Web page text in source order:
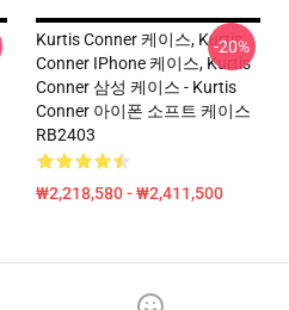
Kurtis Conner 케이스, Kurtis
Conner IPhone 케이스, Kurtis
Conner 삼성 케이스 - Kurtis
Conner 아이폰 소프트 케이스
RB2403
₩2,218,580 - ₩2,411,500
-20%